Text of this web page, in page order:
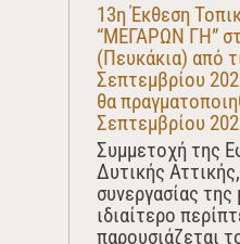
13η Έκθεση
“ΜΕΓΑΡΩΝ ΓΗ”
(Πευκάκια) από
Σεπτεμβρίου
θα
Σεπτεμβρίου 202
Συμμετοχή της
Δυτικής
συνεργασίας
ιδιαίτερο
παρουσιάζεται